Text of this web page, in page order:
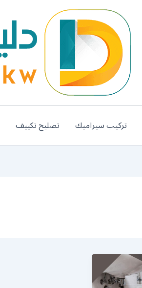
تركيب سيراميك تصليح تكييف